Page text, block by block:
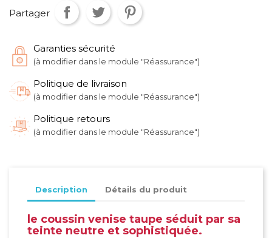
Partager
Garanties sécurité
(à modifier dans le module "Réassurance")
Politique de livraison
(à modifier dans le module "Réassurance")
Politique retours
(à modifier dans le module "Réassurance")
Description Détails du produit
le coussin venise taupe séduit par sa
teinte neutre et sophistiquée.